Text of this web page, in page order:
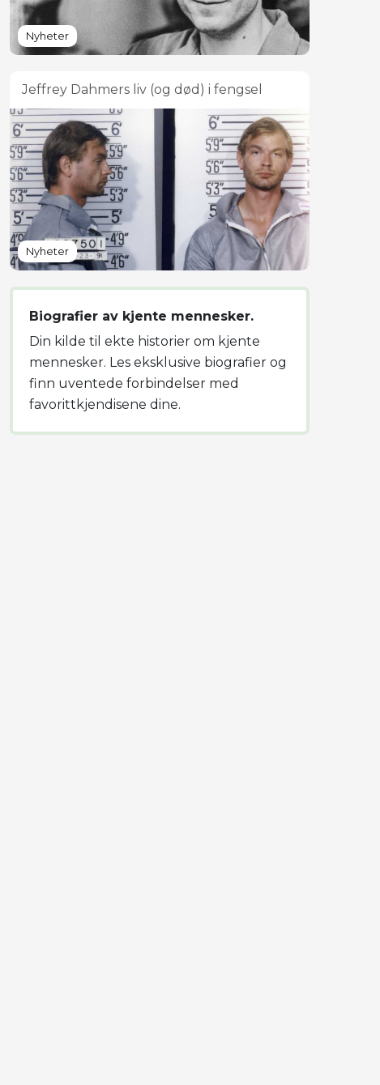
Nyheter
Jeffrey Dahmers liv (og død) i fengsel
Nyheter
Biografier av kjente mennesker.
Din kilde til ekte historier om kjente
mennesker. Les eksklusive biografier og
finn uventede forbindelser med
favorittkjendisene dine.